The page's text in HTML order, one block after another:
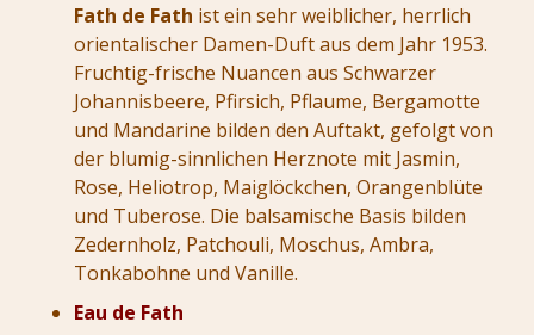
Fath de Fath ist ein sehr weiblicher, herrlich
orientalischer Damen-Duft aus dem Jahr 1953.
Fruchtig-frische Nuancen aus Schwarzer
Johannisbeere, Pfirsich, Pflaume, Bergamotte
und Mandarine bilden den Auftakt, gefolgt von
der blumig-sinnlichen Herznote mit Jasmin,
Rose, Heliotrop, Maiglöckchen, Orangenblüte
und Tuberose. Die balsamische Basis bilden
Zedernholz, Patchouli, Moschus, Ambra,
Tonkabohne und Vanille.
Eau de Fath